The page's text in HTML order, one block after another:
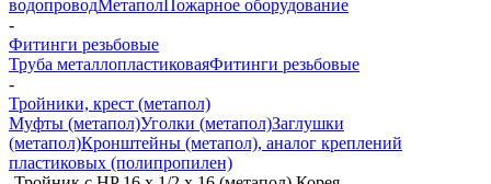
водопроводМетаполПожарное оборудование
-
Фитинги резьбовые
Труба металлопластиковаяФитинги резьбовые
-
Тройники, крест (метапол)
Муфты (метапол)Уголки (метапол)Заглушки
(метапол)Кронштейны (метапол), аналог креплений
пластиковых (полипропилен)